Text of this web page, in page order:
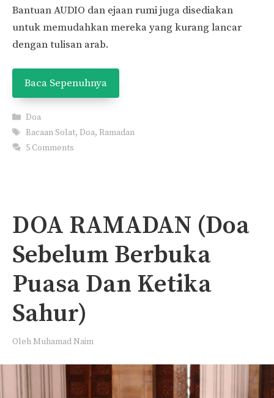
Bantuan AUDIO dan ejaan rumi juga disediakan
untuk memudahkan mereka yang kurang lancar
dengan tulisan arab.
Baca Sepenuhnya
Categories
Doa
Tags
Bacaan Solat,Doa,Ramadan
5 Comments
DOA RAMADAN (Doa
Sebelum Berbuka
Puasa Dan Ketika
Sahur)
OlehMuhamad Naim